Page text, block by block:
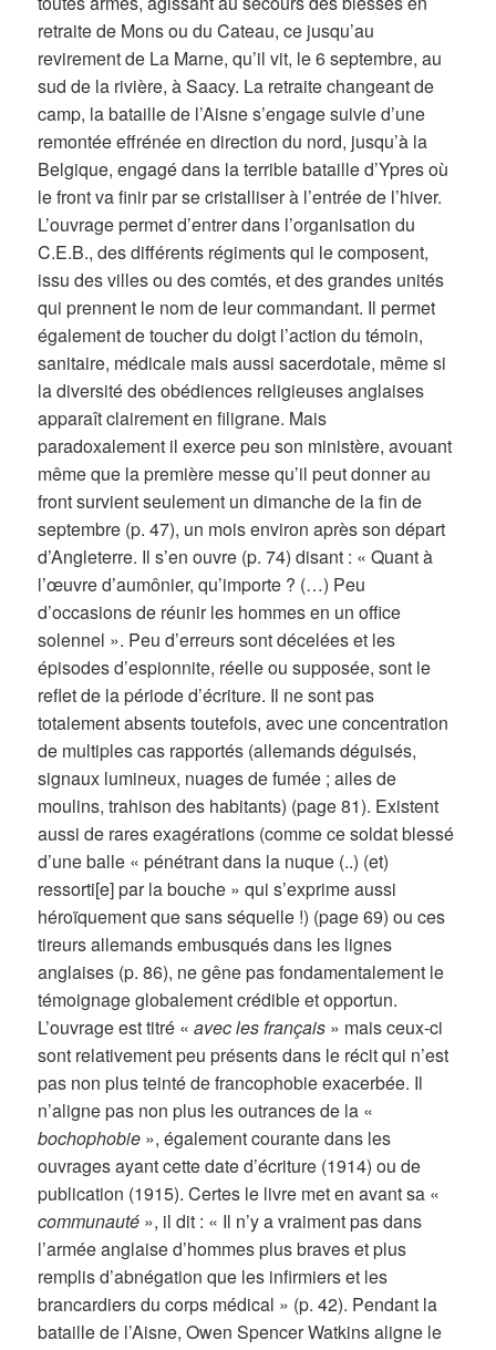
retraite de Mons ou du Cateau, ce jusqu’au
revirement de La Marne, qu’il vit, le 6 septembre, au
sud de la rivière, à Saacy. La retraite changeant de
camp, la bataille de l’Aisne s’engage suivie d’une
remontée effrénée en direction du nord, jusqu’à la
Belgique, engagé dans la terrible bataille d’Ypres où
le front va finir par se cristalliser à l’entrée de l’hiver.
L’ouvrage permet d’entrer dans l’organisation du
C.E.B., des différents régiments qui le composent,
issu des villes ou des comtés, et des grandes unités
qui prennent le nom de leur commandant. Il permet
également de toucher du doigt l’action du témoin,
sanitaire, médicale mais aussi sacerdotale, même si
la diversité des obédiences religieuses anglaises
apparaît clairement en filigrane. Mais
paradoxalement il exerce peu son ministère, avouant
même que la première messe qu’il peut donner au
front survient seulement un dimanche de la fin de
septembre (p. 47), un mois environ après son départ
d’Angleterre. Il s’en ouvre (p. 74) disant : « Quant à
l’œuvre d’aumônier, qu’importe ? (…) Peu
d’occasions de réunir les hommes en un office
solennel ». Peu d’erreurs sont décelées et les
épisodes d’espionnite, réelle ou supposée, sont le
reflet de la période d’écriture. Il ne sont pas
totalement absents toutefois, avec une concentration
de multiples cas rapportés (allemands déguisés,
signaux lumineux, nuages de fumée ; ailes de
moulins, trahison des habitants) (page 81). Existent
aussi de rares exagérations (comme ce soldat blessé
d’une balle « pénétrant dans la nuque (..) (et)
ressorti[e] par la bouche » qui s’exprime aussi
héroïquement que sans séquelle !) (page 69) ou ces
tireurs allemands embusqués dans les lignes
anglaises (p. 86), ne gêne pas fondamentalement le
témoignage globalement crédible et opportun.
L’ouvrage est titré «avec les français » mais ceux-ci
sont relativement peu présents dans le récit qui n’est
pas non plus teinté de francophobie exacerbée. Il
n’aligne pas non plus les outrances de la «
bochophobie », également courante dans les
ouvrages ayant cette date d’écriture (1914) ou de
publication (1915). Certes le livre met en avant sa «
communauté », il dit : « Il n’y a vraiment pas dans
l’armée anglaise d’hommes plus braves et plus
remplis d’abnégation que les infirmiers et les
brancardiers du corps médical » (p. 42). Pendant la
bataille de l’Aisne, Owen Spencer Watkins aligne le